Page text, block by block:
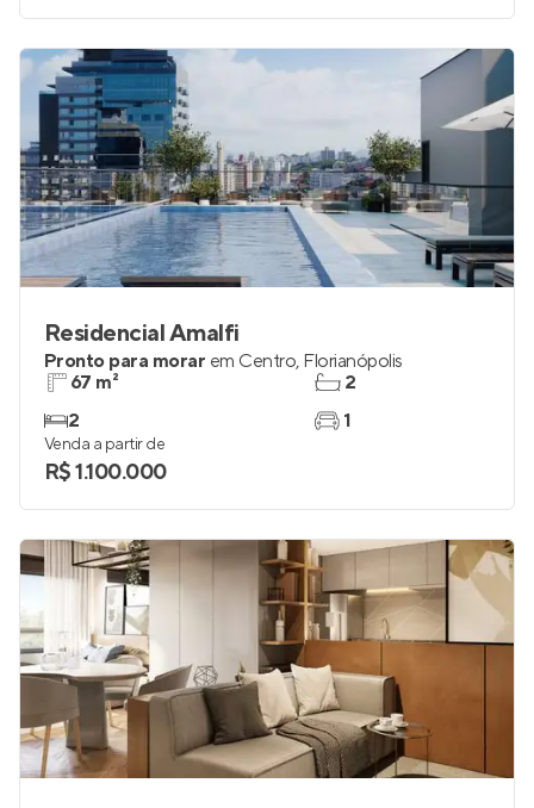
Residencial Amalfi
Pronto para morar em Centro, Florianópolis
67 m²
2
2
1
Venda a partir de
R$ 1.100.000